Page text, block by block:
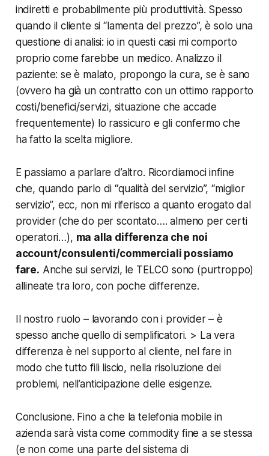
indiretti e probabilmente più produttività. Spesso
quando il cliente si “lamenta del prezzo”, è solo una
questione di analisi: io in questi casi mi comporto
proprio come farebbe un medico. Analizzo il
paziente: se è malato, propongo la cura, se è sano
(ovvero ha già un contratto con un ottimo rapporto
costi/benefici/servizi, situazione che accade
frequentemente) lo rassicuro e gli confermo che
ha fatto la scelta migliore.
E passiamo a parlare d’altro. Ricordiamoci infine
che, quando parlo di “qualità del servizio”, “miglior
servizio”, ecc, non mi riferisco a quanto erogato dal
provider (che do per scontato…. almeno per certi
operatori…), ma alla differenza che noi
account/consulenti/commerciali possiamo
fare. Anche sui servizi, le TELCO sono (purtroppo)
allineate tra loro, con poche differenze.
Il nostro ruolo – lavorando con i provider – è
spesso anche quello di semplificatori. > La vera
differenza è nel supporto al cliente, nel fare in
modo che tutto fili liscio, nella risoluzione dei
problemi, nell’anticipazione delle esigenze.
Conclusione. Fino a che la telefonia mobile in
azienda sarà vista come commodity fine a se stessa
(e non come una parte del sistema di